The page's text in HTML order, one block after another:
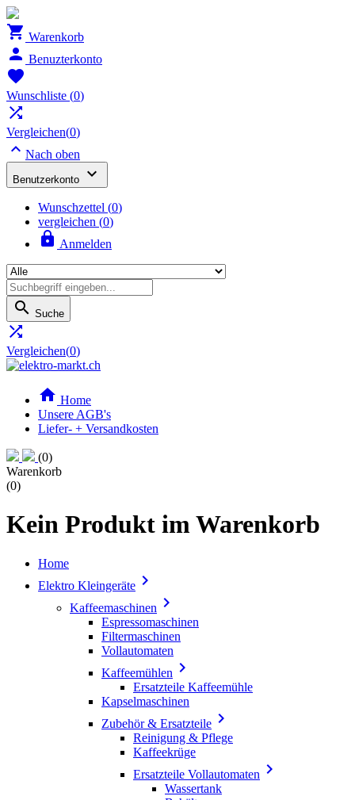
 Warenkorb
 Benuzterkonto

Wunschliste (0)

Vergleichen(0)
 Nach oben
Benutzerkonto 
Wunschzettel (0)
vergleichen (0)
 Anmelden
 Suche

Vergleichen(0)
 Home
Unsere AGB's
Liefer- + Versandkosten
(0)
Warenkorb
(0)
Kein Produkt im Warenkorb
Home
Elektro Kleingeräte 
Kaffeemaschinen 
Espressomaschinen
Filtermaschinen
Vollautomaten
Kaffeemühlen 
Ersatzteile Kaffeemühle
Kapselmaschinen
Zubehör & Ersatzteile 
Reinigung & Pflege
Kaffeekrüge
Ersatzteile Vollautomaten 
Wassertank